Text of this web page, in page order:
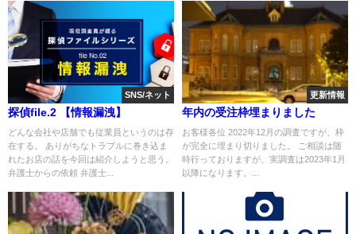
SNS/ネット
探偵file.2 【情報漏洩】
どんな会社や店舗でも従業員というのは存
在する。 ありがちなトラブルに巻き込ま
れたお店の話を今回は紹介しようと思う。
弁護士からの依頼 弁護士...
更新情報
年内の受注枠埋まりました
お客様各位 2022年12月の調査ですが、枠
が完全に埋まり切りました。 ご相談は随
時行っておりますが、実調査は2023年1月
以降になります。...